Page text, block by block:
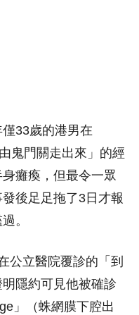
33歲的港男在
鬼門關走出來」的經
癱瘓，但最令一眾
後足足拖了3日才報
。
公立醫院覆診的「到
隱約可見他被確診
」（蛛網膜下腔出